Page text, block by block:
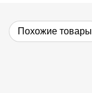
Похожие товары